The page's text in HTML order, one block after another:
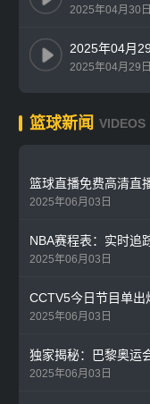
2025年04月30日
2025年04月29日
篮球新闻 VIDEOS
2025年06月03日
2025年06月03日
2025年06月03日
2025年06月03日